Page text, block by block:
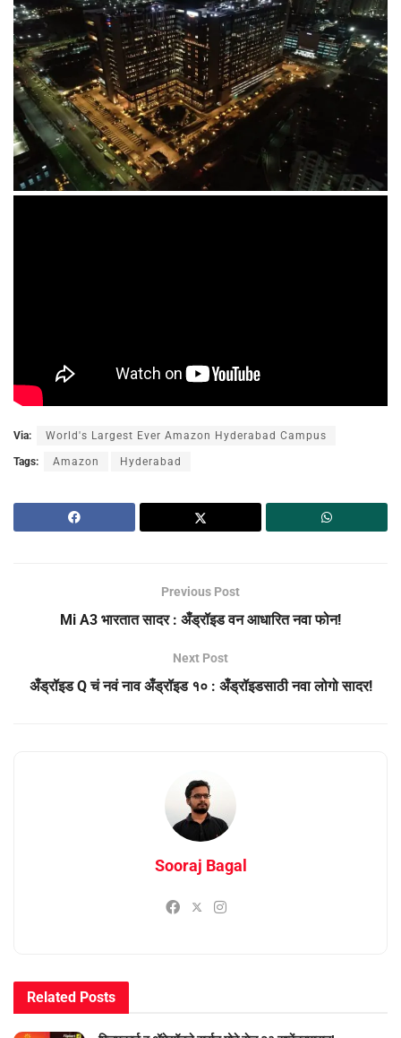
Via: World's Largest Ever Amazon Hyderabad Campus
Tags: Amazon Hyderabad
Previous Post
Mi A3 भारतात सादर : अँड्रॉइड वन आधारित नवा फोन!
Next Post
अँड्रॉइड Q चं नवं नाव अँड्रॉइड १० : अँड्रॉइडसाठी नवा लोगो सादर!
Sooraj Bagal
Related Posts